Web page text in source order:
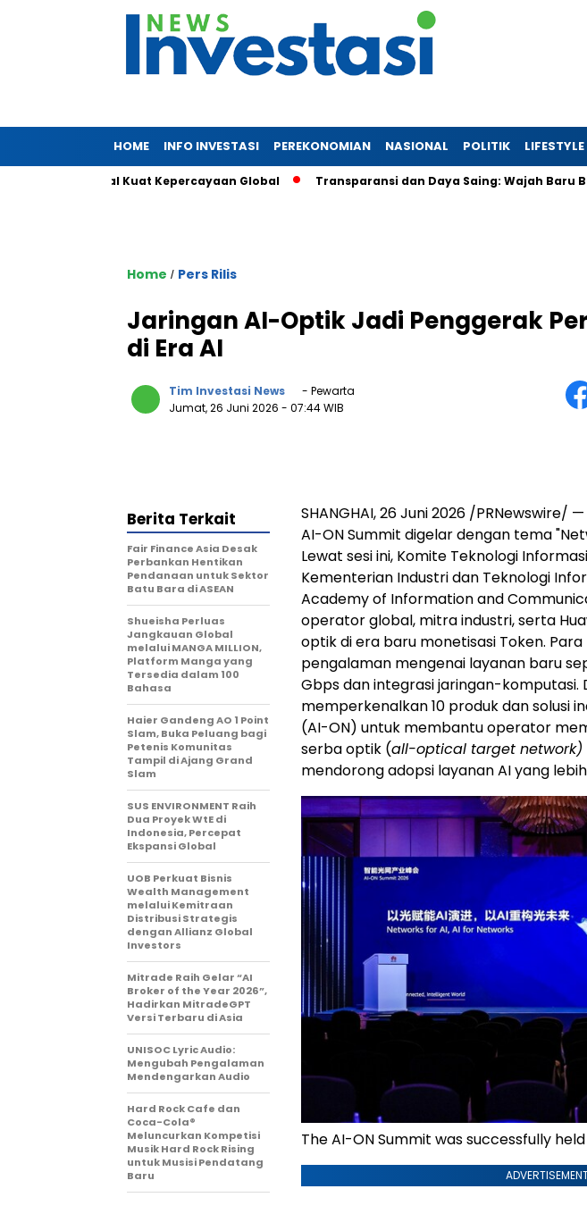
HOME INFO INVESTASI PEREKONOMIAN NASIONAL POLITIK LIFESTYLE
Sinyal Kuat Kepercayaan Global Transparansi dan Daya Saing: Wajah Baru BUMN RI
Home / Pers Rilis
Jaringan AI-Optik Jadi Penggerak
di Era AI
Tim Investasi News
- Pewarta
Jumat, 26 Juni 2026 - 07:44 WIB
SHANGHAI, 26 Juni 2026 /PRNewswire/
AI-ON Summit digelar dengan tema
Lewat sesi ini, Komite Teknologi
Kementerian Industri dan Teknologi
Academy of Information and
operator global, mitra industri, serta
optik di era baru monetisasi Token.
pengalaman mengenai layanan baru
Gbps dan integrasi jaringan-komputasi.
memperkenalkan 10 produk dan solusi
(AI-ON) untuk membantu operator
serba optik (all-optical target network)
mendorong adopsi layanan AI yang
The AI-ON Summit was successfully held
Berita Terkait
Fair Finance Asia Desak
Perbankan Hentikan
Pendanaan untuk Sektor
Batu Bara di ASEAN
Shueisha Perluas
Jangkauan Global
melalui MANGA MILLION,
Platform Manga yang
Tersedia dalam 100
Bahasa
Haier Gandeng AO 1 Point
Slam, Buka Peluang bagi
Petenis Komunitas
Tampil di Ajang Grand
Slam
SUS ENVIRONMENT Raih
Dua Proyek WtE di
Indonesia, Percepat
Ekspansi Global
UOB Perkuat Bisnis
Wealth Management
melalui Kemitraan
Distribusi Strategis
dengan Allianz Global
Investors
Mitrade Raih Gelar “AI
Broker of the Year 2026”,
Hadirkan MitradeGPT
Versi Terbaru di Asia
UNISOC Lyric Audio:
Mengubah Pengalaman
Mendengarkan Audio
Hard Rock Cafe dan
Coca-Cola®
Meluncurkan Kompetisi
Musik Hard Rock Rising
untuk Musisi Pendatang
Baru